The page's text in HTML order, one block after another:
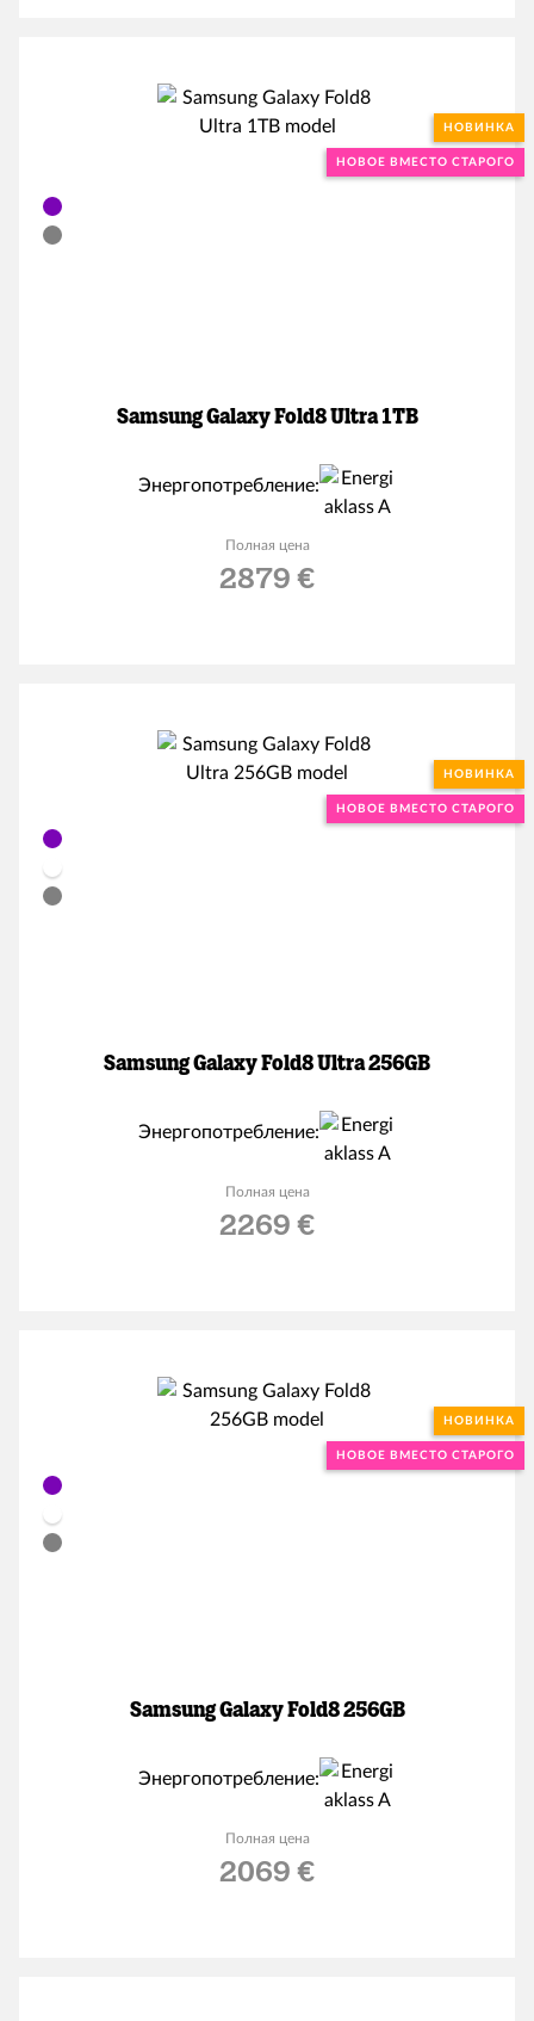
НОВИНКА
НОВОЕ ВМЕСТО СТАРОГО
Samsung Galaxy Fold8 Ultra 1TB
Энергопотребление:
Полная цена
2879 €
НОВИНКА
НОВОЕ ВМЕСТО СТАРОГО
Samsung Galaxy Fold8 Ultra 256GB
Энергопотребление:
Полная цена
2269 €
НОВИНКА
НОВОЕ ВМЕСТО СТАРОГО
Samsung Galaxy Fold8 256GB
Энергопотребление:
Полная цена
2069 €